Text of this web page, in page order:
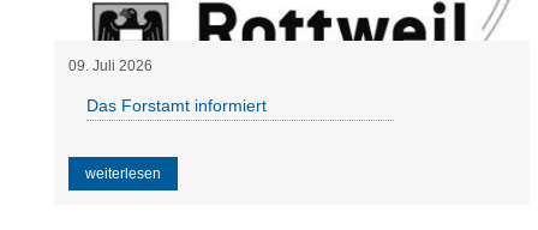
09. Juli 2026
Das Forstamt informiert
weiterlesen